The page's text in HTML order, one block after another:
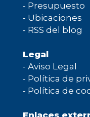
- Presupuesto
- Ubicaciones
- RSS del blog
Legal
- Aviso Legal
- Política de
- Política de